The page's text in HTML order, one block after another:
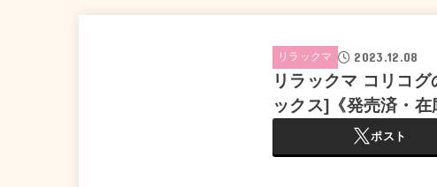
リラックマ 2023.12.08
リラックマ コリコ
ックス]《発売済・在
ポスト